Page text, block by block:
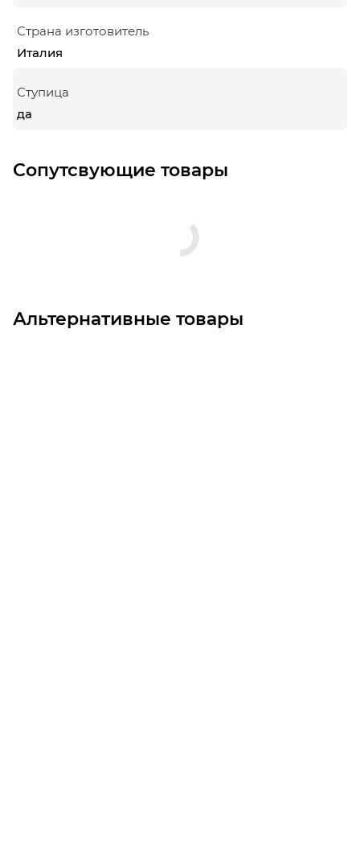
Страна изготовитель
Италия
Ступица
да
Сопутсвующие товары
Альтернативные товары